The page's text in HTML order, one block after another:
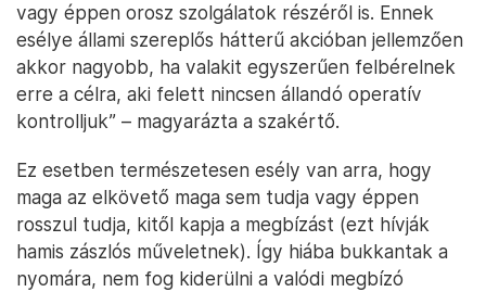
vagy éppen orosz szolgálatok részéről is. Ennek
esélye állami szereplős hátterű akcióban jellemzően
akkor nagyobb, ha valakit egyszerűen felbérelnek
erre a célra, aki felett nincsen állandó operatív
kontrolljuk” – magyarázta a szakértő.
Ez esetben természetesen esély van arra, hogy
maga az elkövető maga sem tudja vagy éppen
rosszul tudja, kitől kapja a megbízást (ezt hívják
hamis zászlós műveletnek). Így hiába bukkantak a
nyomára, nem fog kiderülni a valódi megbízó